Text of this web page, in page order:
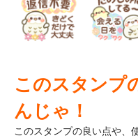
このスタンプ
んじゃ！
このスタンプの良い点や、